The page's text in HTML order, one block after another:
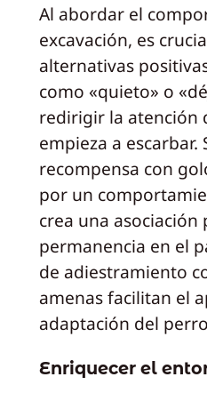
Al abordar el
excavación, es
alternativas
como «quieto» o
redirigir la atención
empieza a escarbar.
recompensa con
por un
crea una asociación
permanencia en el
de adiestramiento
amenas facilitan el
adaptación del
Enriquecer el